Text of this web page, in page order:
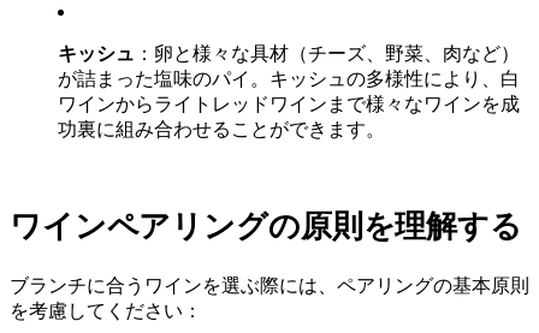
キッシュ ：卵と様々な具材（チーズ、野菜、肉など）
が詰まった塩味のパイ。キッシュの多様性により、白
ワインからライトレッドワインまで様々なワインを成
功裏に組み合わせることができます。
ワインペアリングの原則を理解する
ブランチに合うワインを選ぶ際には、ペアリングの基本原則
を考慮してください：